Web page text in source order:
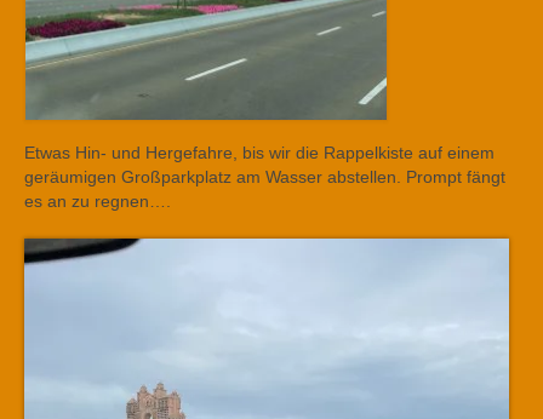
Etwas Hin- und Hergefahre, bis wir die Rappelkiste auf einem
geräumigen Großparkplatz am Wasser abstellen. Prompt fängt
es an zu regnen….